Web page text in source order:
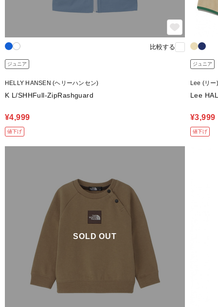
比較する
ジュニア
HELLY HANSEN (ヘリーハンセン)
K L/SHHFull-ZipRashguard
¥4,999
値下げ
ジュニア
Lee (リー)
Lee
¥3,999
値下げ
SOLD OUT